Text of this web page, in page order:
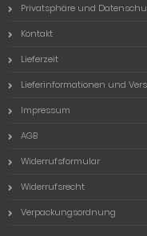
Privatsphäre und
Kontakt
Lieferzeit
Lieferinformationen und
Impressum
AGB
Widerrufsformular
Widerrufsrecht
Verpackungsordnung